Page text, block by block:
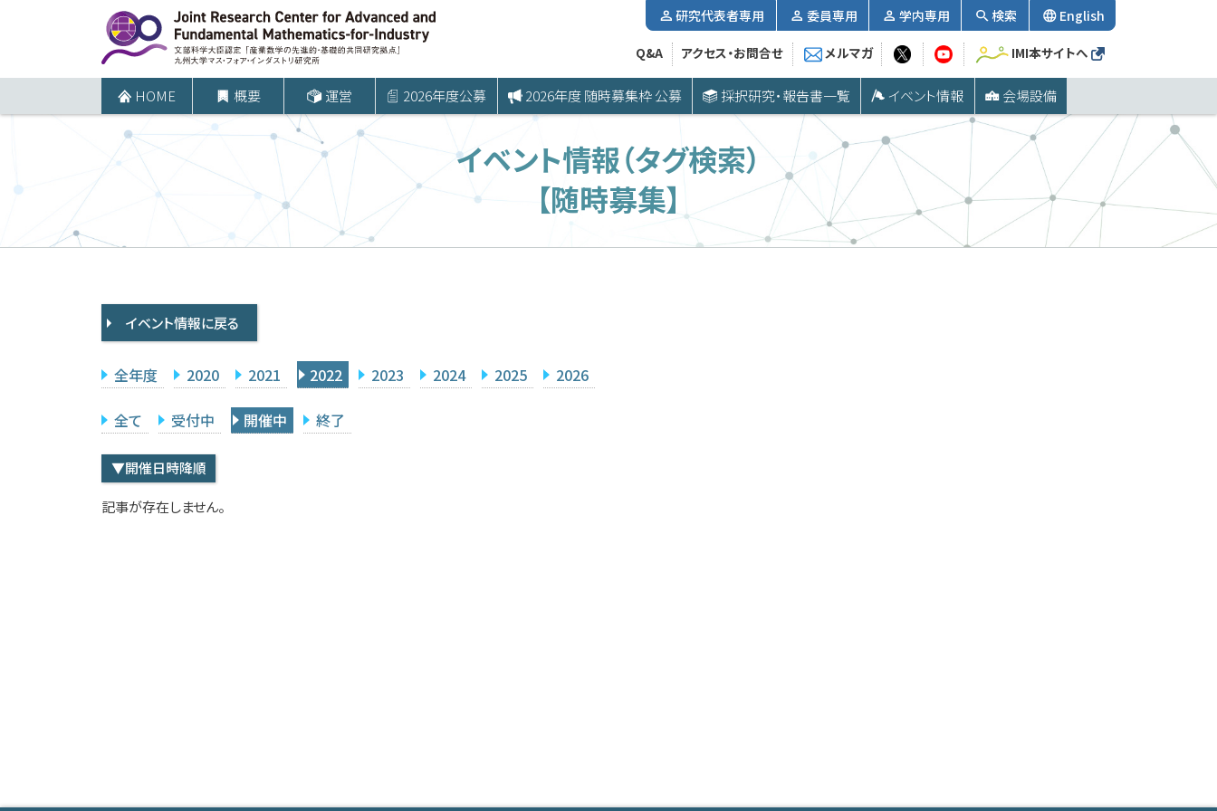
ツ
プ
HOME 概要 運営 2026年度公募 2026年度 随時募集枠 公募 採択研究・報告書一覧 イベント情報 会場設備
研究代表者専用 委員専用 学内専用 検索 English
Q&A アクセス・お問合せ メルマガ IMI本サイトへ
イベント情報（タグ検索）
【随時募集】
イベント情報に戻る
全年度 2020 2021 2022 2023 2024 2025 2026
全て 受付中 開催中 終了
▼開催日時降順
記事が存在しません。